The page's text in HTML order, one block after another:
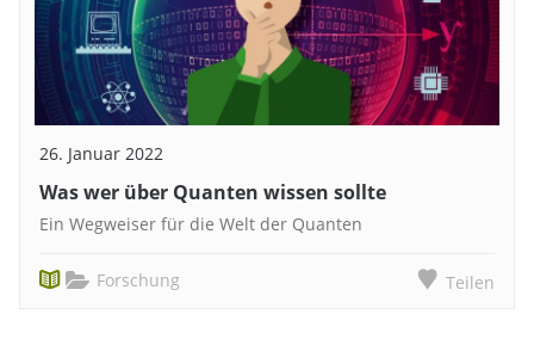
26. Januar 2022
Was wer über Quanten wissen sollte
Ein Wegweiser für die Welt der Quanten
Forschung Teilen